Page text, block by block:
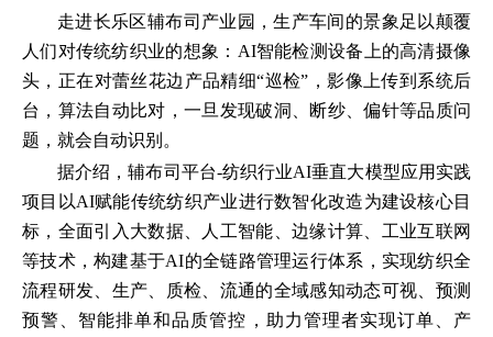
走进长乐区辅布司产业园，生产车间的景象足以颠覆
人们对传统纺织业的想象：AI智能检测设备上的高清摄像
头，正在对蕾丝花边产品精细“巡检”，影像上传到系统后
台，算法自动比对，一旦发现破洞、断纱、偏针等品质问
题，就会自动识别。
据介绍，辅布司平台-纺织行业AI垂直大模型应用实践
项目以AI赋能传统纺织产业进行数智化改造为建设核心目
标，全面引入大数据、人工智能、边缘计算、工业互联网
等技术，构建基于AI的全链路管理运行体系，实现纺织全
流程研发、生产、质检、流通的全域感知动态可视、预测
预警、智能排单和品质管控，助力管理者实现订单、产